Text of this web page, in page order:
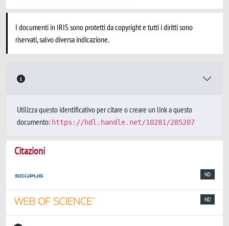
I documenti in IRIS sono protetti da copyright e tutti i diritti sono
riservati, salvo diversa indicazione.
Utilizza questo identificativo per citare o creare un link a questo
documento: https://hdl.handle.net/10281/285207
Citazioni
ND
ND